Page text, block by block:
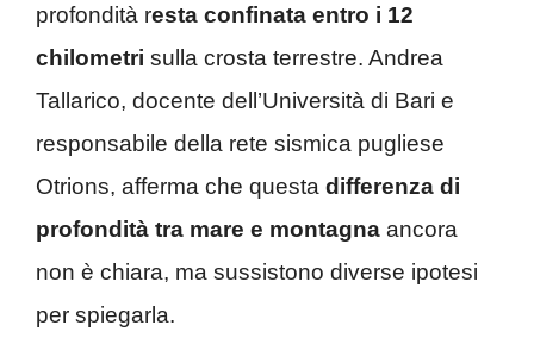
profondità resta confinata entro i 12
chilometri sulla crosta terrestre. Andrea
Tallarico, docente dell’Università di Bari e
responsabile della rete sismica pugliese
Otrions, afferma che questa differenza di
profondità tra mare e montagna ancora
non è chiara, ma sussistono diverse ipotesi
per spiegarla.